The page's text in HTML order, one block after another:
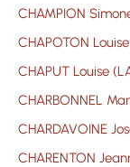
CHAMPION
CHAPOTON
CHAPUT Louise
CHARBONNEL
CHARDAVOINE
CHARENTON